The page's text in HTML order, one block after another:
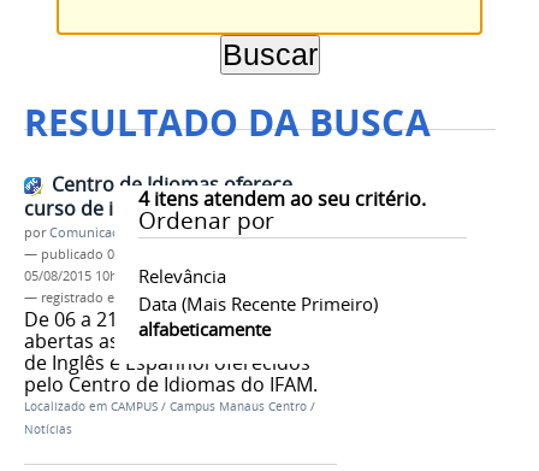
RESULTADO DA BUSCA
4itens atendem ao seu critério.
Ordenar por
Relevância
Data (mais Recente Primeiro)
alfabeticamente
Centro de Idiomas oferece
curso de inglês e espanhol
porComunicação CMC
— publicado 04/08/2015
05/08/2015 10h35
— registrado em:
cursos Espanhol,
De 06 a 21 de agosto estão
abertas as inscrições para cursos
de Inglês e Espanhol oferecidos
pelo Centro de Idiomas do IFAM.
Localizado em CAMPUS / Campus Manaus Centro /
Notícias